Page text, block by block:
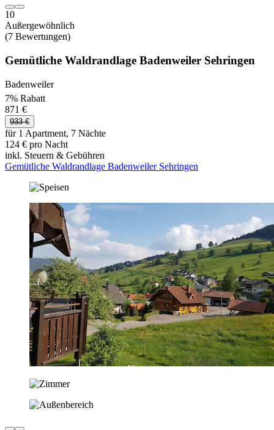
10
Außergewöhnlich
(7 Bewertungen)
Gemütliche Waldrandlage Badenweiler Sehringen
Badenweiler
7% Rabatt
871 €
933 €
für 1 Apartment, 7 Nächte
124 € pro Nacht
inkl. Steuern & Gebühren
Gemütliche Waldrandlage Badenweiler Sehringen